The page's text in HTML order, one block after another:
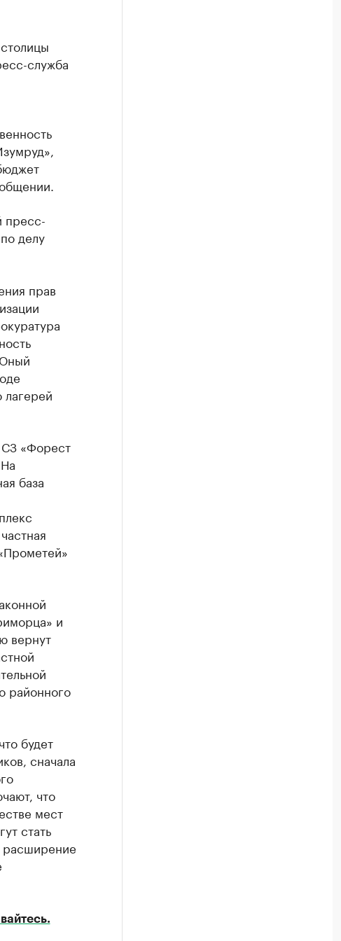
служба
пресс-
делу
прав
лагерей
СЗ «Форест
база
и
вернут
районного
будет
сначала
что
мест
стать
расширение